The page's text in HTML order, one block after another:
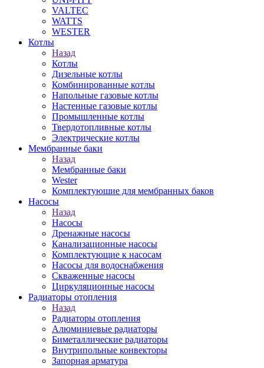
VALTEC
WATTS
WESTER
Котлы
Назад
Котлы
Дизельные котлы
Комбинированные котлы
Напольные газовые котлы
Настенные газовые котлы
Промышленные котлы
Твердотопливные котлы
Электрические котлы
Мембранные баки
Назад
Мембранные баки
Wester
Комплектуюшие для мембранных баков
Насосы
Назад
Насосы
Дренажные насосы
Канализационные насосы
Комплектующие к насосам
Насосы для водоснабжения
Скваженные насосы
Циркуляционные насосы
Радиаторы отопления
Назад
Радиаторы отопления
Алюминиевые радиаторы
Биметаллические радиаторы
Внутрипольные конвекторы
Запорная арматура